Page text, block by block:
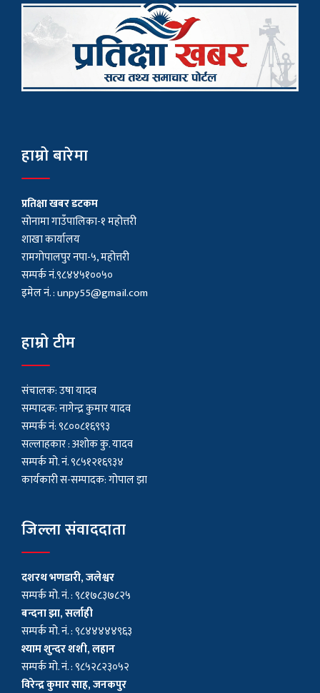
हाम्रो बारेमा
प्रतिक्षा खबर डटकम
सोनामा गाउँपालिका-१ महोत्तरी
शाखा कार्यालय
रामगोपालपुर नपा-५, महोत्तरी
सम्पर्क नं.९८४४५१००५०
इमेल नं. :unpy55@gmail.com
हाम्रो टीम
संचालक: उषा यादव
सम्पादक: नागेन्द्र कुमार यादव
सम्पर्क नं: ९८००८१६९९३
सल्लाहकार : अशाेक कु. यादव
सम्पर्क मो. नं. ९८५१२१६९३४
कार्यकारी स-सम्पादक: गोपाल झा
जिल्ला संवाददाता
दशरथ भणडारी, जलेश्वर
सम्पर्क मो. नं. : ९८१७८३७८२५
बन्दना झा, सर्लाही
सम्पर्क मो. नं. : ९८४४४४४९६३
श्याम शुन्दर शशी, लहान
सम्पर्क मो. नं. : ९८५२८२३०५२
विरेन्द्र कुमार साह, जनकपुर